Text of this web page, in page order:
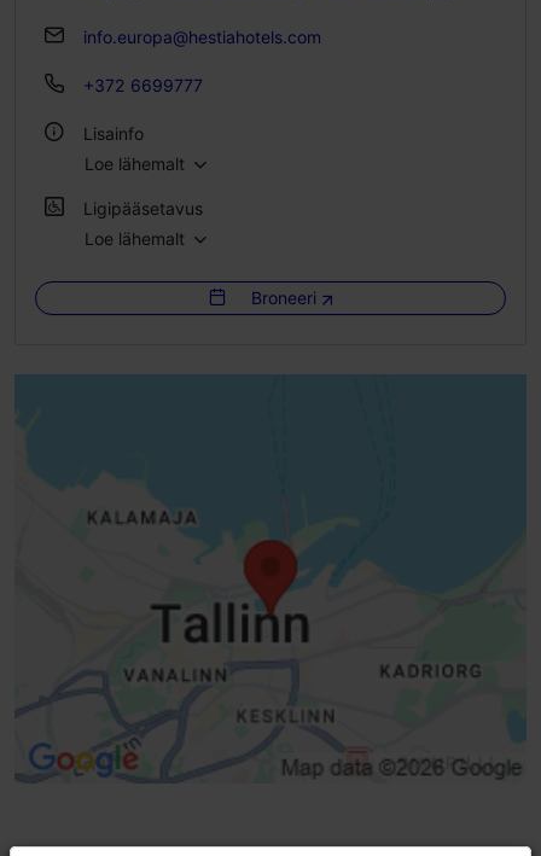
info.europa@hestiahotels.com
+372 6699777
Lisainfo
Tubade arv: 185
WiFi
Loe lähemalt
Ligipääsetavus
Täielik ligipääsetavus elektrilise ratastooliga
Pöörduksed
Liftid, tavalift - sobib ratastoolile
Invatualeti pott keskel
Loe lähemalt
Broneeri